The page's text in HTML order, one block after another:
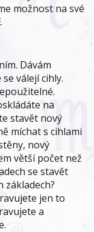
možnost na své
.
Dávám
válejí cihly.
na
stavět nový
míchat s cihlami
nový
větší počet než
se stavět
základech?
jen to
a